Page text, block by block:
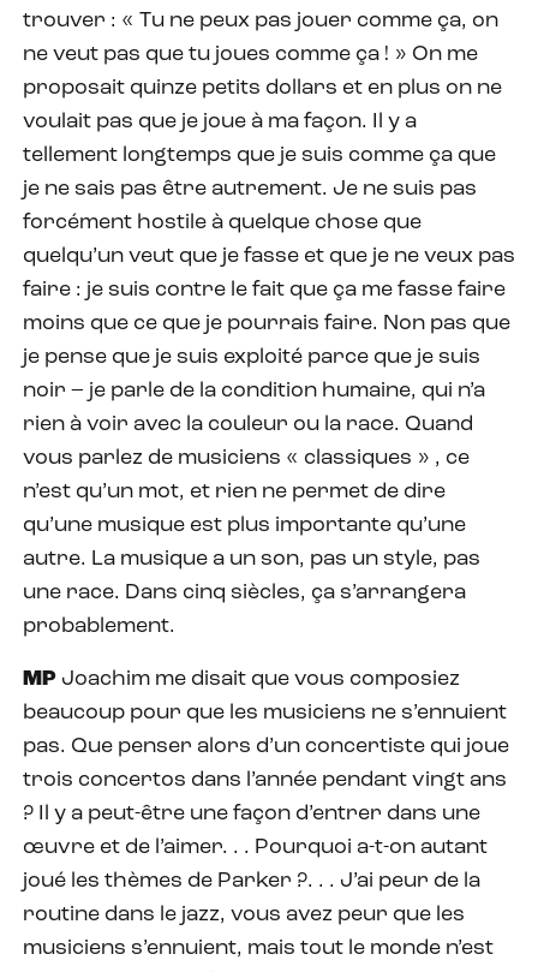
trouver : « Tu ne peux pas jouer comme ça, on
ne veut pas que tu joues comme ça ! » On me
proposait quinze petits dollars et en plus on ne
voulait pas que je joue à ma façon. Il y a
tellement longtemps que je suis comme ça que
je ne sais pas être autrement. Je ne suis pas
forcément hostile à quelque chose que
quelqu’un veut que je fasse et que je ne veux pas
faire : je suis contre le fait que ça me fasse faire
moins que ce que je pourrais faire. Non pas que
je pense que je suis exploité parce que je suis
noir – je parle de la condition humaine, qui n’a
rien à voir avec la couleur ou la race. Quand
vous parlez de musiciens « classiques » , ce
n’est qu’un mot, et rien ne permet de dire
qu’une musique est plus importante qu’une
autre. La musique a un son, pas un style, pas
une race. Dans cinq siècles, ça s’arrangera
probablement.
MP Joachim me disait que vous composiez
beaucoup pour que les musiciens ne s’ennuient
pas. Que penser alors d’un concertiste qui joue
trois concertos dans l’année pendant vingt ans
? Il y a peut-être une façon d’entrer dans une
œuvre et de l’aimer. . . Pourquoi a-t-on autant
joué les thèmes de Parker ?. . . J’ai peur de la
routine dans le jazz, vous avez peur que les
musiciens s’ennuient, mais tout le monde n’est